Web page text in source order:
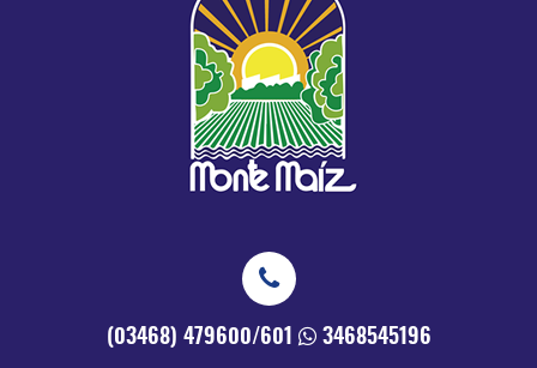
(03468) 479600/601 3468545196